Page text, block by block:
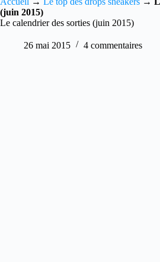
(juin 2015)
Le calendrier des sorties (juin 2015)
26 mai 2015 4 commentaires